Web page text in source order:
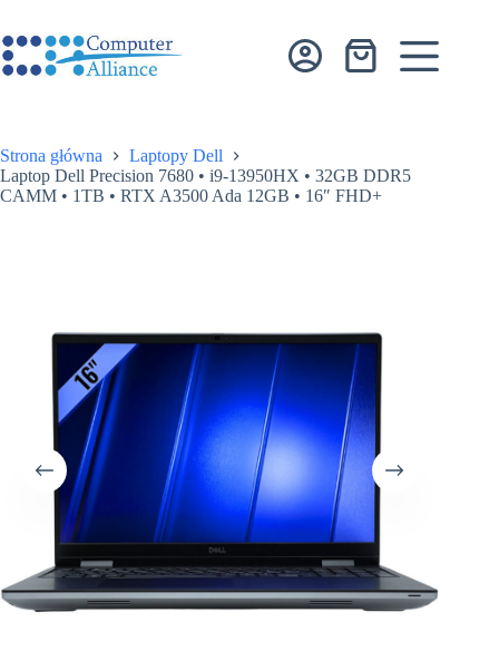
treści
Koszyk
Strona główna
Laptopy Dell
Laptop Dell Precision 7680 • i9-13950HX • 32GB DDR5
CAMM • 1TB • RTX A3500 Ada 12GB • 16″ FHD+